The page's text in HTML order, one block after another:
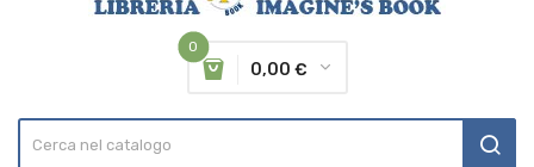
0
0,00 €